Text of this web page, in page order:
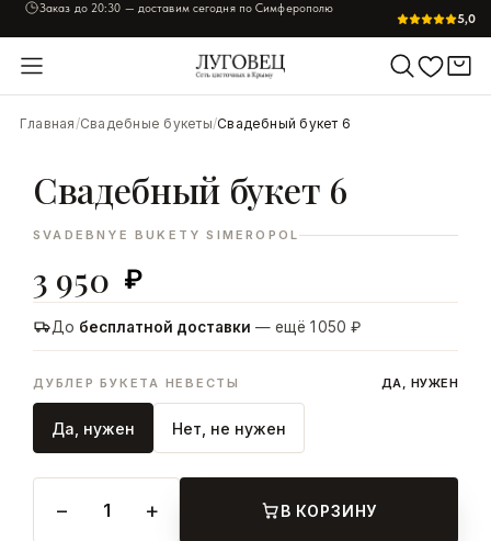
Заказ до 20:30 — доставим сегодня по Симферополю
5,0
Главная/Свадебные букеты/Свадебный букет 6
Свадебный букет 6
SVADEBNYE BUKETY SIMEROPOL
3 950 ₽
До бесплатной доставки — ещё 1 050 ₽
ДУБЛЕР БУКЕТА НЕВЕСТЫ ДА, НУЖЕН
Да, нужен Нет, не нужен
− 1 + В КОРЗИНУ